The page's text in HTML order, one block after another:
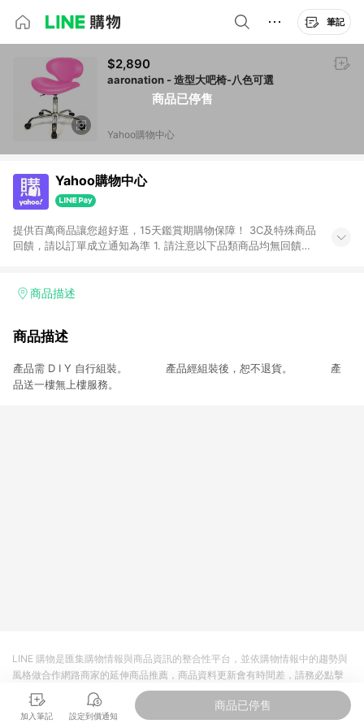
筆記
商品已停售
$2,890
aaronation - 造型大吧椅-八色可選
Yahoo購物中心
Yahoo購物中心
提供百萬商品讓您超好逛，15天鑑賞期購物保障！ 3C及特殊商品
回饋，請以訂單成立通知為準 1. 請注意以下品類商品均無回饋：
電玩/遊戲/相機/單眼/鏡頭/拍立得 [2024/6/1起適用] -內接硬
的購回饋活動享Yahoo超贈點回饋者 - 購物中心商店之商品：商
3. 訂單回饋金額將扣除運費/購物金/超贈點/福利金/紅利折抵/折
價券等虛擬貨幣折抵 4. 大宗採購或批發轉賣不具回饋資格： 如
商品描述
商品描述
產品需 D I Y 自行組裝。 產品經組裝後，恕不退貨。 產
品送一樓無上樓服務。
加入筆記 設定到價通知
商品已停售
LINE 購物是匯集購物情報與商品資訊的整合性平台，並依購物情報中的趨勢與
風格做合作網路商家的延伸商品推薦，商品資料更新會有時間差，請務必點擊
商品至各合作網路商家，確認現售價與購物條件，一切資訊以合作廠商網頁為
準。